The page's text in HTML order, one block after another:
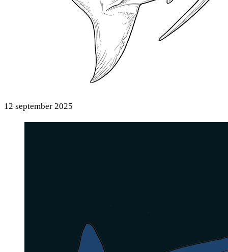
12 september 2025